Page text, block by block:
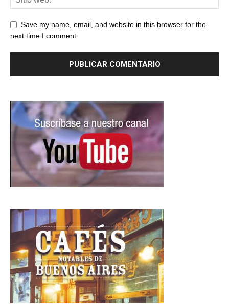
Save my name, email, and website in this browser for the
next time I comment.